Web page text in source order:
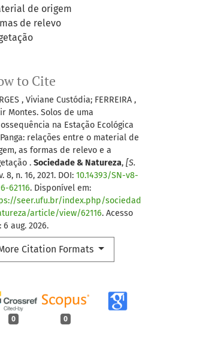
de origem
de relevo
to Cite
, Viviane Custódia; FERREIRA ,
Montes. Solos de uma
na Estação Ecológica
relações entre o material de
as formas de relevo e a
. Sociedade & Natureza, [S.
8, n. 16, 2021. DOI: 10.14393/SN-v8-
62116. Disponível em:
seer.ufu.br/index.php/sociedad
article/view/62116. Acesso
6 aug. 2026.
Citation Formats
0 0